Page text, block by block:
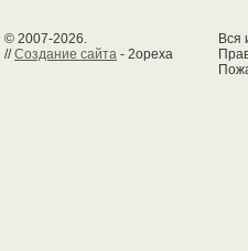
© 2007-2026.
//Создание сайта - 2opexa
Вся